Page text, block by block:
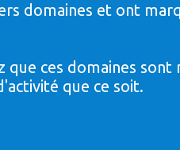
domaines et ont
ces domaines
que ce soit.